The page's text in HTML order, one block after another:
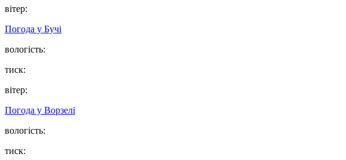
вітер:
Погода у Бучі
вологість:
тиск:
вітер:
Погода у Ворзелі
вологість:
тиск: